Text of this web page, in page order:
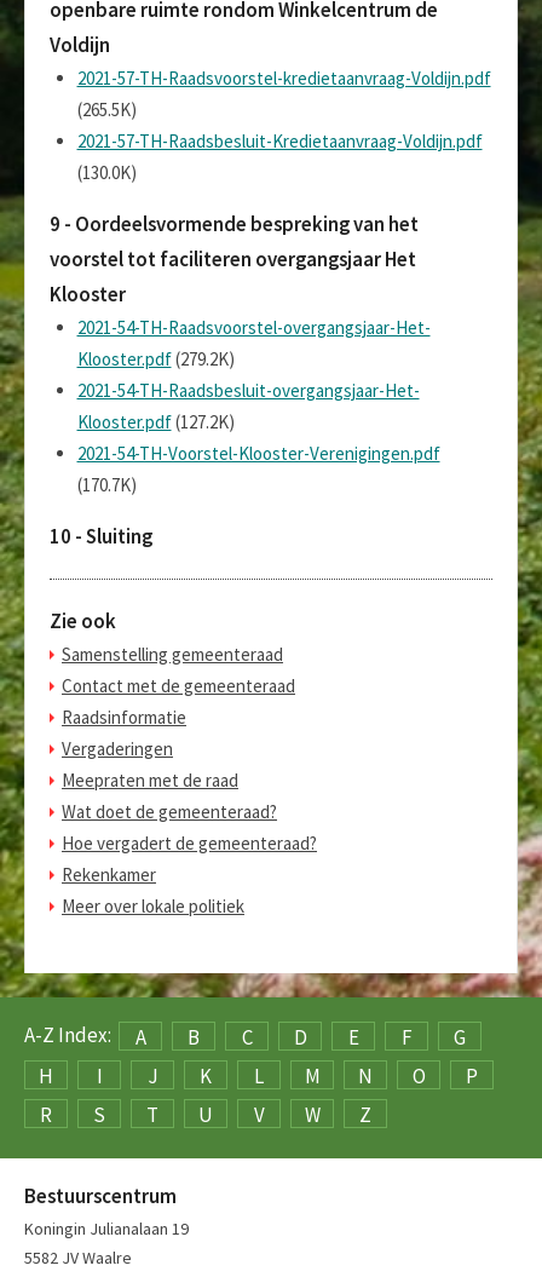
openbare ruimte rondom Winkelcentrum de
Voldijn
2021-57-TH-Raadsvoorstel-kredietaanvraag-Voldijn.pdf
(265.5K)
2021-57-TH-Raadsbesluit-Kredietaanvraag-Voldijn.pdf
(130.0K)
9 - Oordeelsvormende bespreking van het
voorstel tot faciliteren overgangsjaar Het
Klooster
2021-54-TH-Raadsvoorstel-overgangsjaar-Het-
Klooster.pdf(279.2K)
2021-54-TH-Raadsbesluit-overgangsjaar-Het-
Klooster.pdf(127.2K)
2021-54-TH-Voorstel-Klooster-Verenigingen.pdf
(170.7K)
10 - Sluiting
Zie ook
Samenstelling gemeenteraad
Contact met de gemeenteraad
Raadsinformatie
Vergaderingen
Meepraten met de raad
Wat doet de gemeenteraad?
Hoe vergadert de gemeenteraad?
Rekenkamer
Meer over lokale politiek
A-Z Index: A B C D E F
G
H
I J K L M N O
P
R
S T U V W Z
Bestuurscentrum
Koningin Julianalaan 19
5582 JV Waalre